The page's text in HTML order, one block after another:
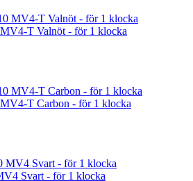
T Valnöt - för 1 klocka
T Carbon - för 1 klocka
Svart - för 1 klocka